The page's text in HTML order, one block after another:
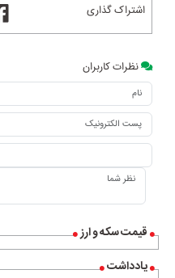
قیمت سکه و ارز
یادداشت
اشتراک گذاری
نظرات کاربران